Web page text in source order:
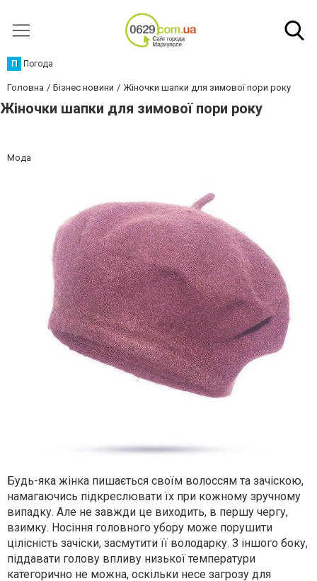
П Погода
Головна Бізнес новини Жіночки шапки для зимової пори року
Жіночки шапки для зимової пори року
Мода
Будь-яка жінка пишається своїм волоссям та зачіскою,
намагаючись підкреслювати їх при кожному зручному
випадку. Але не завжди це виходить, в першу чергу,
взимку. Носіння головного убору може порушити
цілісність зачіски, засмутити її володарку. З іншого боку,
піддавати голову впливу низької температури
категорично не можна, оскільки несе загрозу для